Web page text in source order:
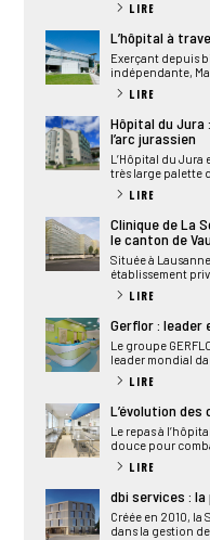
LIRE
L’hôpital à
Exerçant depuis
indépendante,
LIRE
Hôpital du Jura
l’arc jurassien
L’Hôpital du
très large palette
LIRE
Clinique de La
le canton de
Située à
établissement
LIRE
Gerflor : leader
Le groupe
leader mondial
LIRE
L’évolution
Le repas à
douce pour
LIRE
dbi services :
Créée en 2010, la
dans la gestion